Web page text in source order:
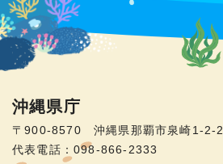
沖縄県庁
〒900-8570 沖縄県那覇市泉崎1-2-2
代表電話：098-866-2333